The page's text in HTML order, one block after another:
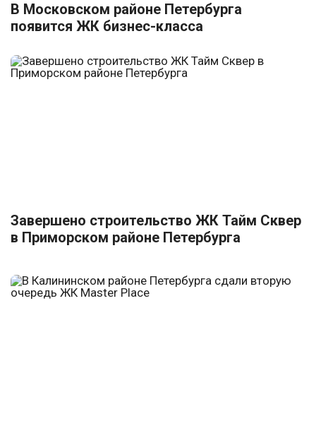
В Московском районе Петербурга
появится ЖК бизнес-класса
Завершено строительство ЖК Тайм Сквер
в Приморском районе Петербурга